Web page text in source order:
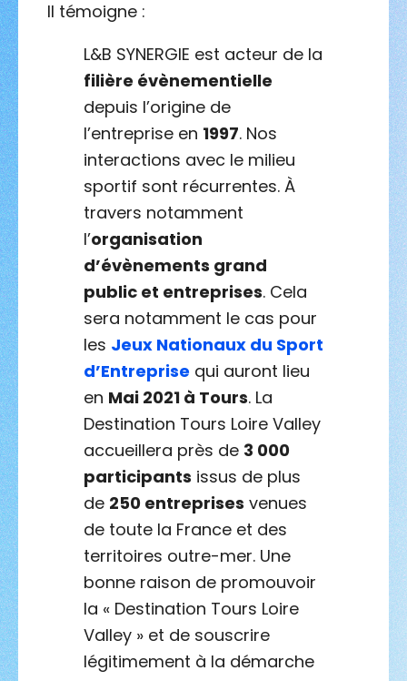
Il témoigne :
L&B SYNERGIE est acteur de la
filière évènementielle
depuis l’origine de
l’entreprise en 1997. Nos
interactions avec le milieu
sportif sont récurrentes. À
travers notamment
l’organisation
d’évènements grand
public et entreprises. Cela
sera notamment le cas pour
les Jeux Nationaux du Sport
d’Entreprise qui auront lieu
en Mai 2021 à Tours. La
Destination Tours Loire Valley
accueillera près de 3 000
participants issus de plus
de 250 entreprises venues
de toute la France et des
territoires outre-mer. Une
bonne raison de promouvoir
la « Destination Tours Loire
Valley » et de souscrire
légitimement à la démarche